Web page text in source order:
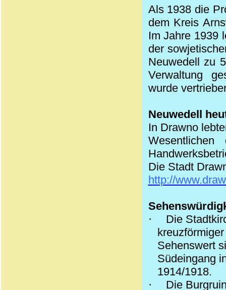
Als 1938 die
dem Kreis
Im Jahre 1939
der
Neuwedell zu
Verwaltung
wurde
Neuwedell
In Drawno
Die Stadt
http://
·
Die
Sehenswert
Südeingang
1914/1918.
·
Die